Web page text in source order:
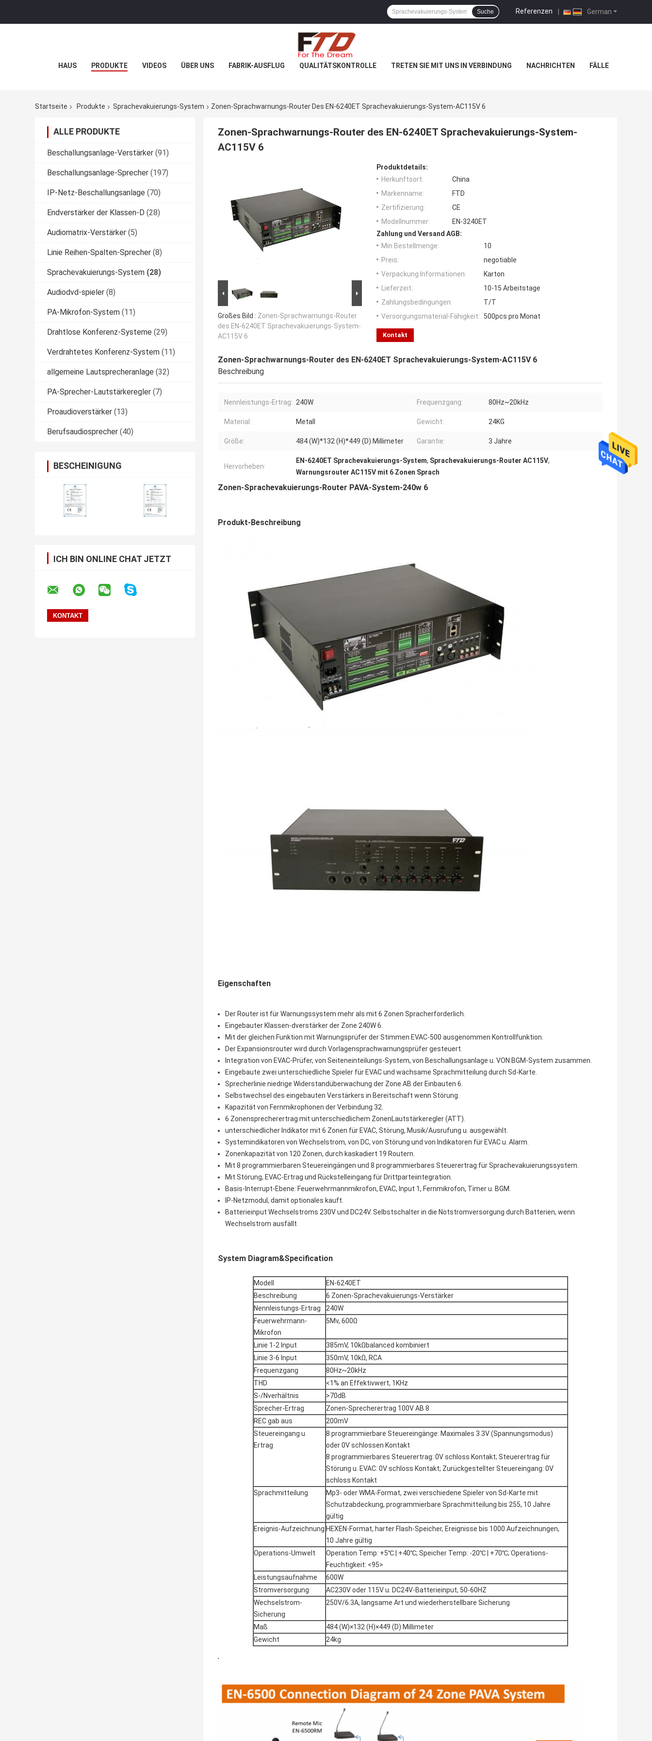
German
Referenzen |
Suche
HAUS PRODUKTE VIDEOS ÜBER UNS FABRIK-AUSFLUG QUALITÄTSKONTROLLE TRETEN SIE MIT UNS IN VERBINDUNG NACHRICHTEN FÄLLE
Startseite Produkte Sprachevakuierungs-System Zonen-Sprachwarnungs-Router Des EN-6240ET Sprachevakuierungs-System-AC115V 6
ALLE PRODUKTE
Beschallungsanlage-Verstärker (91)
Beschallungsanlage-Sprecher (197)
IP-Netz-Beschallungsanlage (70)
Endverstärker der Klassen-D (28)
Audiomatrix-Verstärker (5)
Linie Reihen-Spalten-Sprecher (8)
Sprachevakuierungs-System (28)
Audiodvd-spieler (8)
PA-Mikrofon-System (11)
Drahtlose Konferenz-Systeme (29)
Verdrahtetes Konferenz-System (11)
allgemeine Lautsprecheranlage (32)
PA-Sprecher-Lautstärkeregler (7)
Proaudioverstärker (13)
Berufsaudiosprecher (40)
BESCHEINIGUNG
ICH BIN ONLINE CHAT JETZT
Zonen-Sprachwarnungs-Router des EN-6240ET Sprachevakuierungs-System-
AC115V 6
Großes Bild : Zonen-Sprachwarnungs-Router
des EN-6240ET Sprachevakuierungs-System-
AC115V 6
Produktdetails:
Herkunftsort:
China
Markenname:
FTD
Zertifizierung:
CE
Modellnummer:
EN-3240ET
Zahlung und Versand AGB:
Min Bestellmenge:
10
Preis:
negotiable
Verpackung Informationen:
Karton
Lieferzeit:
10-15 Arbeitstage
Zahlungsbedingungen:
T/T
Versorgungsmaterial-Fähigkeit:
500pcs pro Monat
Kontakt
Zonen-Sprachwarnungs-Router des EN-6240ET Sprachevakuierungs-System-AC115V 6
Beschreibung
Nennleistungs-Ertrag: 240W Frequenzgang: 80Hz~20kHz
Material: Metall Gewicht: 24KG
Größe: 484 (W)*132 (H)*449 (D) Millimeter Garantie: 3 Jahre
Hervorheben:
EN-6240ET Sprachevakuierungs-System, Sprachevakuierungs-Router AC115V,
Warnungsrouter AC115V mit 6 Zonen Sprach
Zonen-Sprachevakuierungs-Router PAVA-System-240w 6
Produkt-Beschreibung
Eigenschaften
Der Router ist für Warnungssystem mehr als mit 6 Zonen Spracherforderlich.
Eingebauter Klassen-dverstärker der Zone 240W 6.
Mit der gleichen Funktion mit Warnungsprüfer der Stimmen EVAC-500 ausgenommen Kontrollfunktion.
Der Expansionsrouter wird durch Vorlagensprachwarnungsprüfer gesteuert.
Integration von EVAC-Prüfer, von Seiteneinteilungs-System, von Beschallungsanlage u. VON BGM-System zusammen.
Eingebaute zwei unterschiedliche Spieler für EVAC und wachsame Sprachmitteilung durch Sd-Karte.
Sprecherlinie niedrige Widerstandüberwachung der Zone AB der Einbauten 6.
Selbstwechsel des eingebauten Verstärkers in Bereitschaft wenn Störung.
Kapazität von Fernmikrophonen der Verbindung 32.
6 Zonensprecherertrag mit unterschiedlichem ZonenLautstärkeregler (ATT).
unterschiedlicher Indikator mit 6 Zonen für EVAC, Störung, Musik/Ausrufung u. ausgewählt.
Systemindikatoren von Wechselstrom, von DC, von Störung und von Indikatoren für EVAC u. Alarm.
Zonenkapazität von 120 Zonen, durch kaskadiert 19 Routern.
Mit 8 programmierbaren Steuereingängen und 8 programmierbares Steuerertrag für Sprachevakuierungssystem.
Mit Störung, EVAC-Ertrag und Rückstelleingang für Drittparteiintegration.
Basis-Interrupt-Ebene: Feuerwehrmannmikrofon, EVAC, Input 1, Fernmikrofon, Timer u. BGM.
IP-Netzmodul, damit optionales kauft.
Batterieinput Wechselstroms 230V und DC24V. Selbstschalter in die Notstromversorgung durch Batterien, wenn
Wechselstrom ausfällt
System Diagram&Specification
Modell
EN-6240ET
Beschreibung
6 Zonen-Sprachevakuierungs-Verstärker
Nennleistungs-Ertrag
240W
Feuerwehrmann-
Mikrofon
5Mv, 600Ω
Linie 1-2 Input
385mV, 10kΩbalanced kombiniert
Linie 3-6 Input
350mV, 10kΩ, RCA
Frequenzgang
80Hz~20kHz
THD
<1% an Effektivwert, 1KHz
S-/Nverhältnis
>70dB
Sprecher-Ertrag
Zonen-Sprecherertrag 100V AB 8
REC gab aus
200mV
Steuereingang u.
Ertrag
8 programmierbare Steuereingänge: Maximales 3.3V (Spannungsmodus)
oder 0V schlossen Kontakt
8 programmierbares Steuerertrag: 0V schloss Kontakt; Steuerertrag für
Störung u. EVAC: 0V schloss Kontakt; Zurückgestellter Steuereingang: 0V
schloss Kontakt
Sprachmitteilung
Mp3- oder WMA-Format, zwei verschiedene Spieler von Sd-Karte mit
Schutzabdeckung, programmierbare Sprachmitteilung bis 255, 10 Jahre
gültig
Ereignis-Aufzeichnung HEXEN-Format, harter Flash-Speicher, Ereignisse bis 1000 Aufzeichnungen,
10 Jahre gültig
Operations-Umwelt
Operation Temp: +5℃ | +40℃; Speicher Temp: -20℃ | +70℃; Operations-
Feuchtigkeit: <95>
Leistungsaufnahme
600W
Stromversorgung
AC230V oder 115V u. DC24V-Batterieinput, 50-60HZ
Wechselstrom-
Sicherung
250V/6.3A, langsame Art und wiederherstellbare Sicherung
Maß
484 (W)×132 (H)×449 (D) Millimeter
Gewicht
24kg